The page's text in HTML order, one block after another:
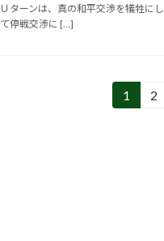
Ｕターンは、真の和平交渉を犠牲にし
て停戦交渉に […]
固
1
固
2